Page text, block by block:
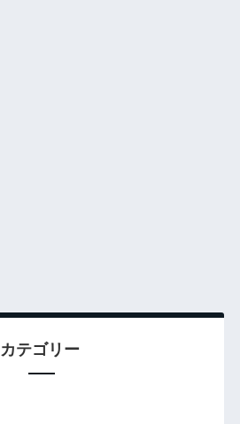
カテゴリー